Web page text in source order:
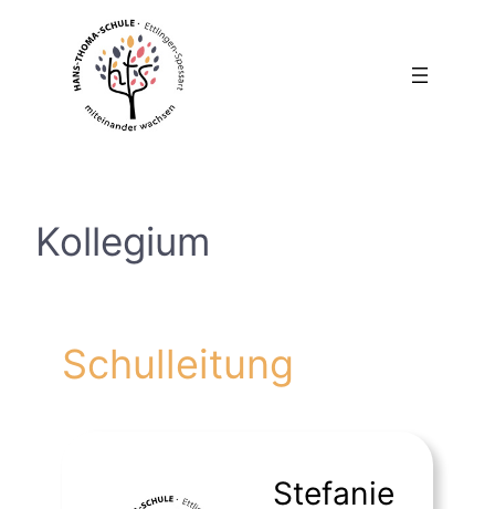
springen
Kollegium
Schulleitung
Stefanie